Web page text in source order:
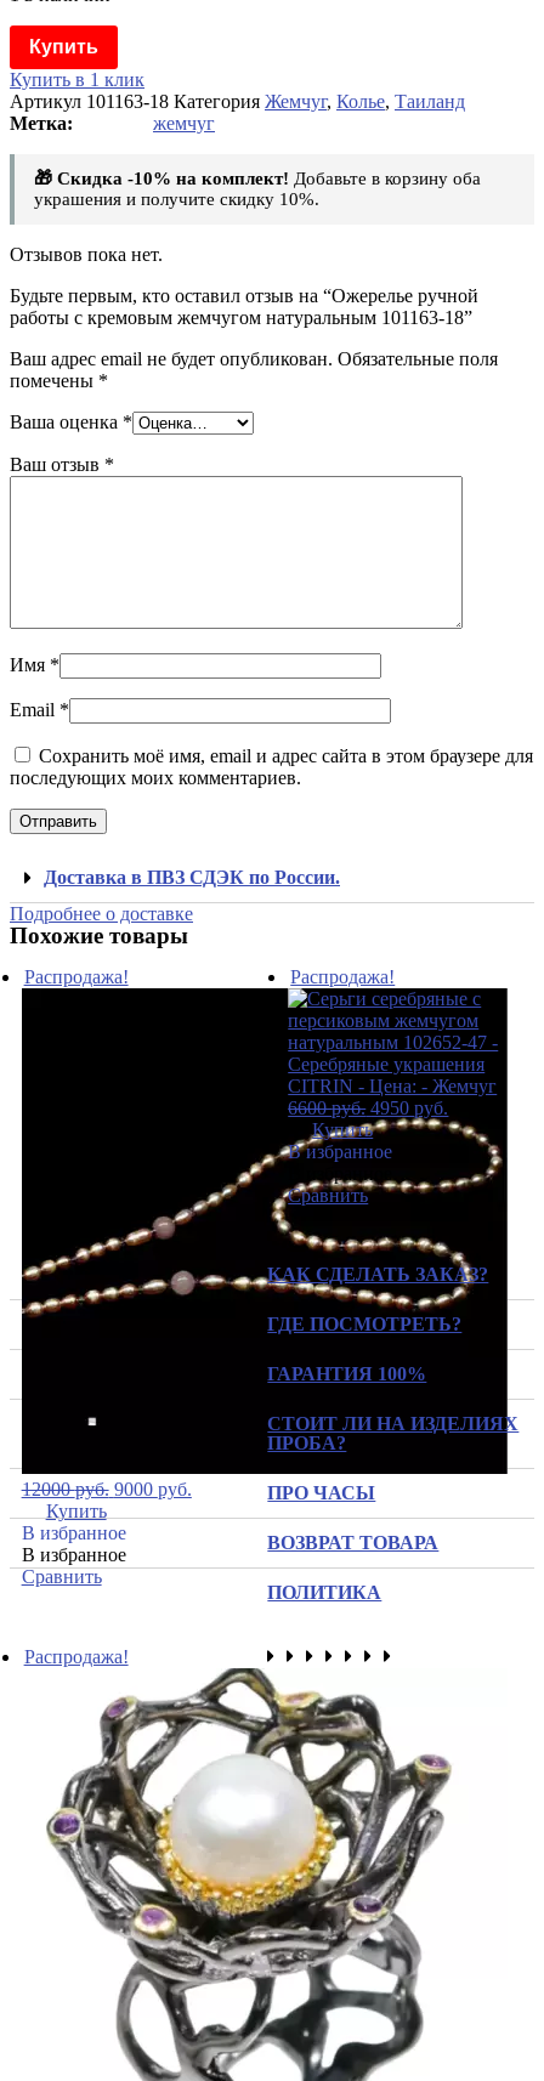
Купить
Купить в 1 клик
Артикул 101163-18 Категория Жемчуг, Колье, Таиланд
жемчуг
🎁 Скидка -10% на комплект! Добавьте в корзину оба
украшения и получите скидку 10%.
Отзывов пока нет.
Будьте первым, кто оставил отзыв на “Ожерелье ручной
работы с кремовым жемчугом натуральным 101163-18”
Ваш адрес email не будет опубликован. Обязательные поля
помечены *
Ваша оценка *
Ваш отзыв *
Имя *
Email *
Сохранить моё имя, email и адрес сайта в этом браузере для
последующих моих комментариев.
Доставка в ПВЗ СДЭК по России.
Подробнее о доставке
Похожие товары
Распродажа!
12000руб. 9000 руб.
Купить
В избранное
В избранное
Сравнить
Распродажа!
6600руб. 4950руб.
Купить
В избранное
В избранное
Сравнить
Распродажа!
КАК СДЕЛАТЬ ЗАКАЗ?
ГДЕ ПОСМОТРЕТЬ?
ГАРАНТИЯ 100%
СТОИТ ЛИ НА ИЗДЕЛИЯХ
ПРОБА?
ПРО ЧАСЫ
ВОЗВРАТ ТОВАРА
ПОЛИТИКА